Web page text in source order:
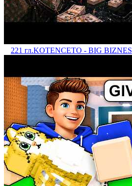
221 гл.KOTENCETO - BIG BIZNES